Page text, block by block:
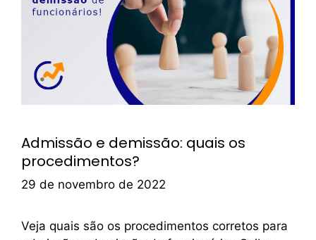
Admissão e demissão: quais os
procedimentos?
29 de novembro de 2022
Veja quais são os procedimentos corretos para